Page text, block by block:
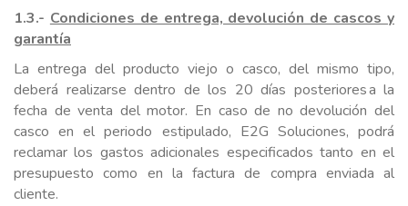
1.3.- Condiciones de entrega, devolución de cascos y
garantía
La entrega del producto viejo o casco, del mismo tipo,
deberá realizarse dentro de los 20 días posteriores a la
fecha de venta del motor. En caso de no devolución del
casco en el periodo estipulado, E2G Soluciones, podrá
reclamar los gastos adicionales especificados tanto en el
presupuesto como en la factura de compra enviada al
cliente.